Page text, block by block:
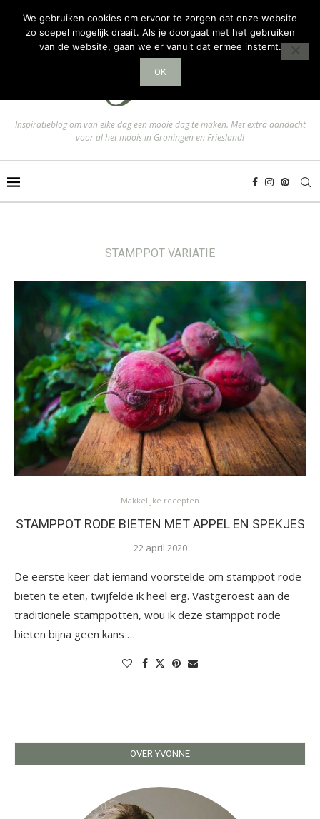
Inspiratieblog om van elke dag een mooie dag te maken. Met extra aandacht
voor al het moois in Groningen en Friesland!
STAMPPOT VARIATIE
Makkelijke recepten
STAMPPOT RODE BIETEN MET APPEL EN SPEKJES
22 april 2020
De eerste keer dat iemand voorstelde om stamppot rode
bieten te eten, twijfelde ik heel erg. Vastgeroest aan de
traditionele stamppotten, wou ik deze stamppot rode
bieten bijna geen kans …
OVER YVONNE
We gebruiken cookies om ervoor te zorgen dat onze website
zo soepel mogelijk draait. Als je doorgaat met het gebruiken
van de website, gaan we er vanuit dat ermee instemt.
OK